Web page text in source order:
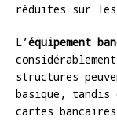
réduites sur les
L’équipement
structures
basique, tandis
cartes